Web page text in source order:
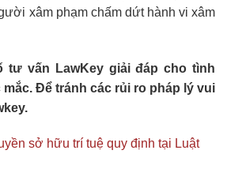
xâm phạm chấm dứt hành vi xâm
tư vấn LawKey giải đáp cho tình
Để tránh các rủi ro pháp lý vui
sở hữu trí tuệ quy định tại Luật